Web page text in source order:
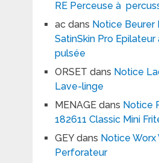
RE Perceuse à
acdans Notice Beurer
SatinSkin Pro
pulsée
ORSET dans Notice
Lave-linge
MENAGEdans Notice
182611 Classic Mini
GEYdans Notice Worx
Perforateur